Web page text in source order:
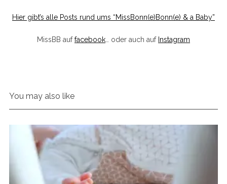
Hier gibt’s alle Posts rund ums “MissBonn(e)Bonn(e) & a Baby”
MissBB auffacebook … oder auch auf Instagram
You may also like
e
o
r